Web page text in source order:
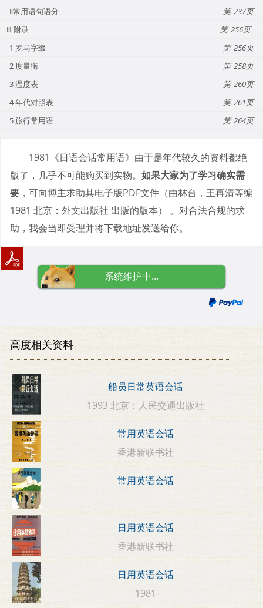
Ⅱ常用语句语分
237
Ⅲ 附录
256
1 罗马字缀
256
2 度量衡
258
3 温度表
260
4 年代对照表
261
5 旅行常用语
264
1981《日语会话常用语》由于是年代较久的资料都绝
版了，几乎不可能购买到实物。 如果大家为了学习确实需
要 ，可向博主求助其电子版PDF文件（由林台，王再清等编
1981 北京：外文出版社 出版的版本） 。对合法合规的求
助，我会当即受理并将下载地址发送给你。
系统维护中...
高度相关资料
船员日常英语会话
1993 北京：人民交通出版社
常用英语会话
香港新联书社
常用英语会话
日用英语会话
香港新联书社
日用英语会话
1981